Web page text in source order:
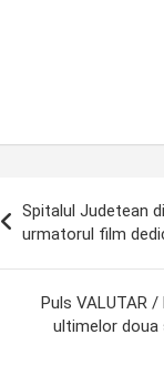
Spitalul Judetean
urmatorul film
Puls VALUTAR
ultimelor doua